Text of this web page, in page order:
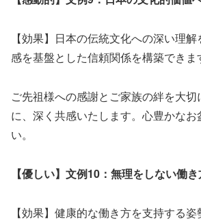
【効果】日本の伝統文化への深い理
感を基盤とした信頼関係を構築できま
ご先祖様への感謝とご家族の絆を大
に、深く共感いたします。心豊かなお
い。
【優しい】文例10：無理をしない働
【効果】健康的な働き方を支持する